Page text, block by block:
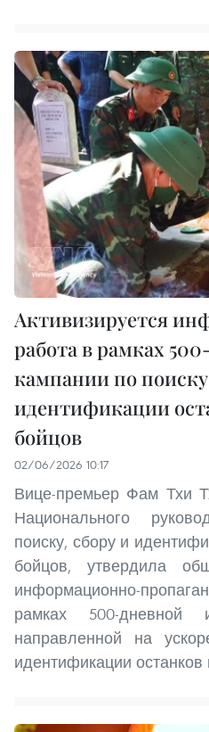
Активизируется
работа в рамках
кампании по
идентификации
бойцов
02/06/2026 10:17
Вице-премьер Фам Тхи
Национального
поиску, сбору и
бойцов, утвердила
информационно-
рамках 500-дневной
направленной на
идентификации